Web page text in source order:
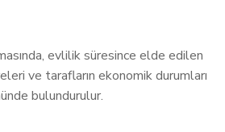
evlilik süresince elde edilen
ve tarafların ekonomik durumları
bulundurulur.